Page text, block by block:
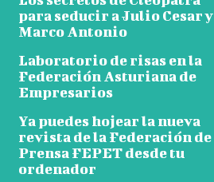
para seducir a Julio Cesar y
Marco Antonio
Laboratorio de risas en la
Federación Asturiana de
Empresarios
Ya puedes hojear la nueva
revista de la Federación de
Prensa FEPET desde tu
ordenador